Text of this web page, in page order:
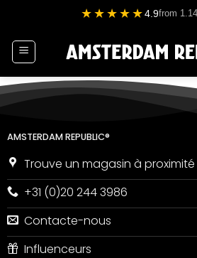
contenu
★★★★★4.9from
AMSTERDAM REPUBLIC®
Trouve un magasin à proximité
+31 (0)20 244 3986
Contacte-nous
Influenceurs